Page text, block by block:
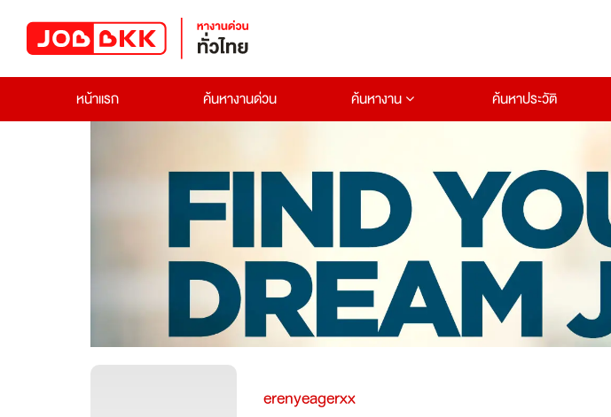
หน้าแรก
ค้นหางานด่วน ค้นหางาน ค้นหาประวัติ
erenyeagerxx